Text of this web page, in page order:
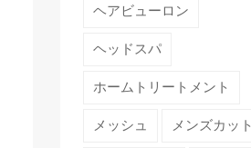
ヘアビューロン
ヘッドスパ
ホームトリートメント
メッシュ
メンズカット